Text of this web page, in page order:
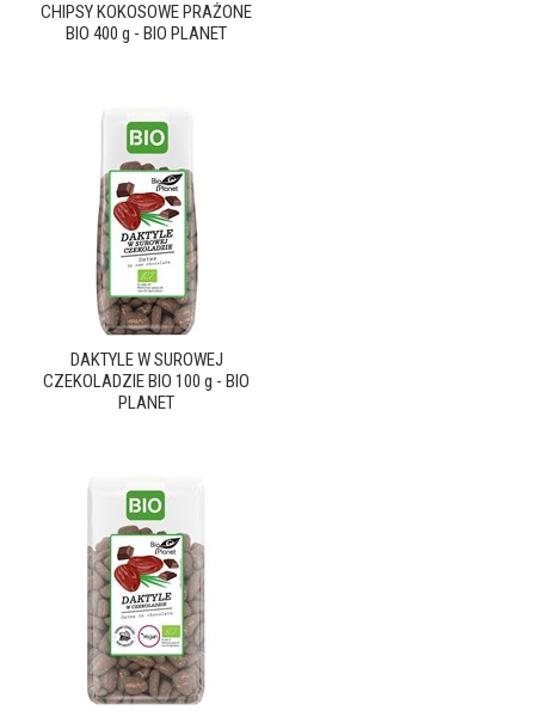
CHIPSY KOKOSOWE PRAŻONE
BIO 400 g - BIO PLANET
DAKTYLE W SUROWEJ
CZEKOLADZIE BIO 100 g - BIO
PLANET